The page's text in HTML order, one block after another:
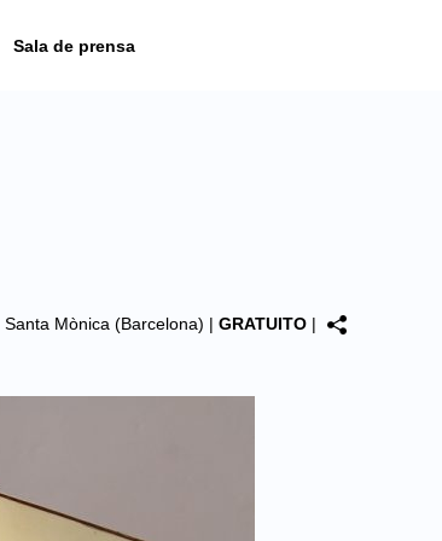
Sala de prensa
Santa Mònica (Barcelona) | GRATUITO |